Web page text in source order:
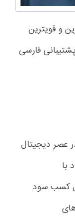
و قویترین
فارسی
عصر دیجیتال
با
کسب سود